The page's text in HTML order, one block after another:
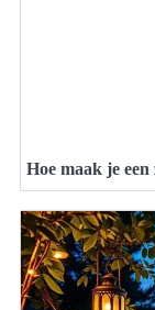
Hoe maak je